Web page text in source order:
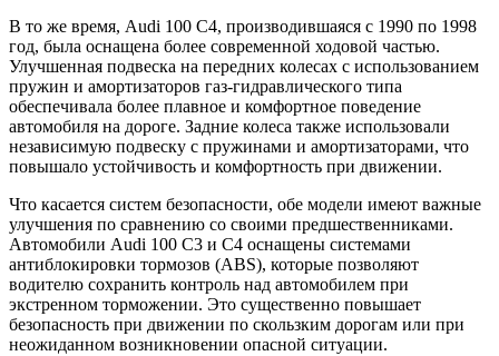
В то же время, Audi 100 С4, производившаяся с 1990 по 1998
год, была оснащена более современной ходовой частью.
Улучшенная подвеска на передних колесах с использованием
пружин и амортизаторов газ-гидравлического типа
обеспечивала более плавное и комфортное поведение
автомобиля на дороге. Задние колеса также использовали
независимую подвеску с пружинами и амортизаторами, что
повышало устойчивость и комфортность при движении.
Что касается систем безопасности, обе модели имеют важные
улучшения по сравнению со своими предшественниками.
Автомобили Audi 100 С3 и С4 оснащены системами
антиблокировки тормозов (ABS), которые позволяют
водителю сохранить контроль над автомобилем при
экстренном торможении. Это существенно повышает
безопасность при движении по скользким дорогам или при
неожиданном возникновении опасной ситуации.